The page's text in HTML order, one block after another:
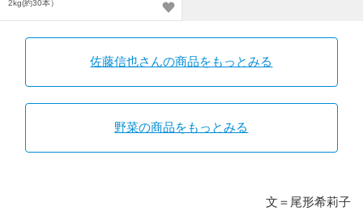
2kg(約30本）
佐藤信也さんの商品をもっとみる
野菜の商品をもっとみる
文＝尾形希莉子